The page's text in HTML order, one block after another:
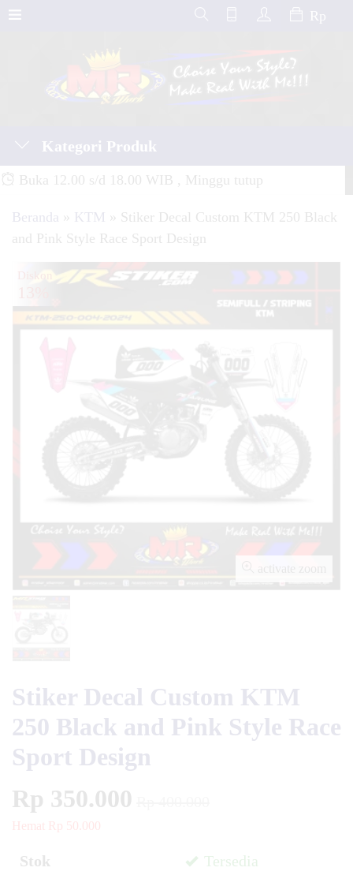
Rp
Kategori Produk
Buka 12.00 s/d 18.00 WIB , Minggu tutup
Beranda » KTM » Stiker Decal Custom KTM 250 Black
and Pink Style Race Sport Design
activate zoom
Diskon
Stiker Decal Custom KTM
250 Black and Pink Style Race
Sport Design
Rp 350.000
Hemat Rp 50.000
Stok Tersedia